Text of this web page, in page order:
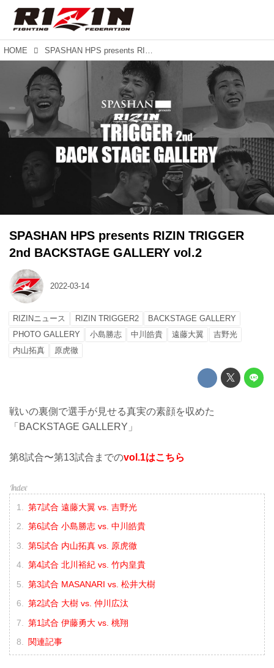
HOME SPASHAN HPS presents RIZIN TRIGGER 2nd BACKSTAGE GALLERY vol.2
SPASHAN HPS presents RIZIN TRIGGER
2nd BACKSTAGE GALLERY vol.2
2022-03-14
RIZINニュース RIZIN TRIGGER2
BACKSTAGE GALLERY
PHOTO GALLERY
小島勝志 中川皓貴 遠藤大翼
吉野光
内山拓真
原虎徹
戦いの裏側で選手が見せる真実の素顔を収めた
「BACKSTAGE GALLERY」
第8試合〜第13試合までのvol.1はこちら
第7試合 遠藤大翼 vs. 吉野光
第6試合 小島勝志 vs. 中川皓貴
第5試合 内山拓真 vs. 原虎徹
第4試合 北川裕紀 vs. 竹内皇貴
第3試合 MASANARI vs. 松井大樹
第2試合 大樹 vs. 仲川広汰
第1試合 伊藤勇大 vs. 桃翔
関連記事